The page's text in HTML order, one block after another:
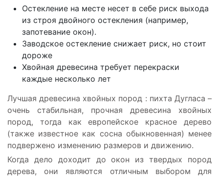
Остекление на месте несет в себе риск выхода
из строя двойного остекления (например,
запотевание окон).
Заводское остекление снижает риск, но стоит
дороже
Хвойная древесина требует перекраски
каждые несколько лет
Лучшая древесина хвойных пород : пихта Дугласа –
очень стабильная, прочная древесина хвойных
пород, тогда как европейское красное дерево
(также известное как сосна обыкновенная) менее
подвержено изменению размеров и движению.
Когда дело доходит до окон из твердых пород
дерева, они являются отличным выбором для